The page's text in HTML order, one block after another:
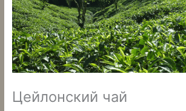
Цейлонский чай